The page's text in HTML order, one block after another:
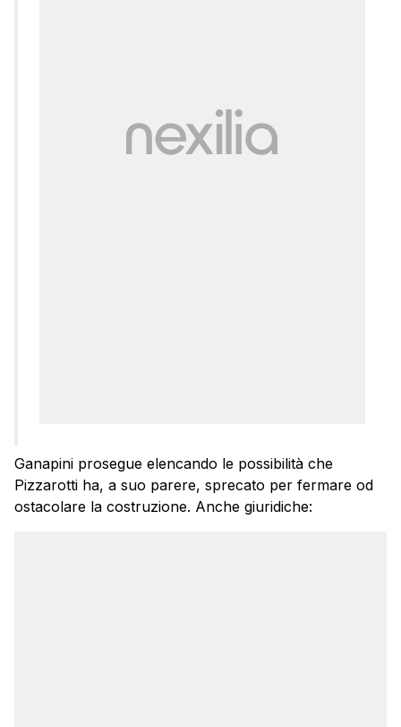
Ganapini prosegue elencando le possibilità che
Pizzarotti ha, a suo parere, sprecato per fermare od
ostacolare la costruzione. Anche giuridiche: